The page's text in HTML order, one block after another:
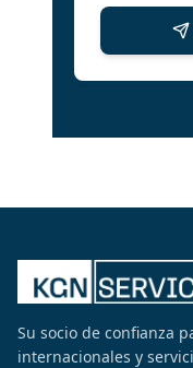
Su socio de confianza
internacionales y